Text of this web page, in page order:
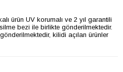
ürün UV korumalı ve 2 yıl garantili
bezi ile birlikte gönderilmektedir.
kilidi açılan ürünler